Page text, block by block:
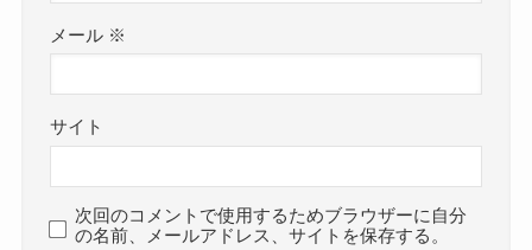
メール ※
サイト
次回のコメントで使用するためブラウザーに自分
の名前、メールアドレス、サイトを保存する。